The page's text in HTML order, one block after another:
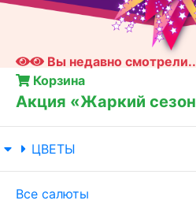
Вы недавно
Корзина
Акция «Жаркий
ЦВЕТЫ
Все салюты